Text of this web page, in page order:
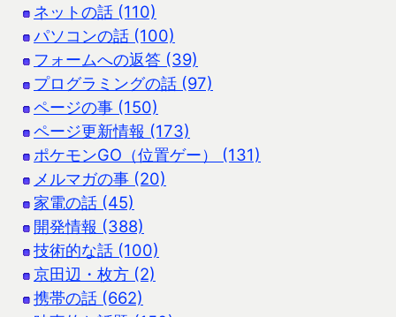
ネットの話 (110)
パソコンの話 (100)
フォームへの返答 (39)
プログラミングの話 (97)
ページの事 (150)
ページ更新情報 (173)
ポケモンGO（位置ゲー） (131)
メルマガの事 (20)
家電の話 (45)
開発情報 (388)
技術的な話 (100)
京田辺・枚方 (2)
携帯の話 (662)